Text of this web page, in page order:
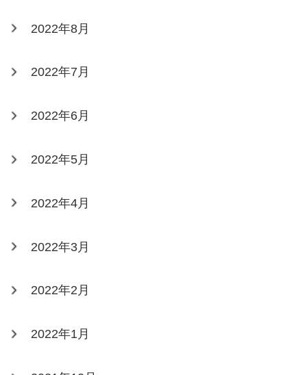
2022年8月
2022年7月
2022年6月
2022年5月
2022年4月
2022年3月
2022年2月
2022年1月